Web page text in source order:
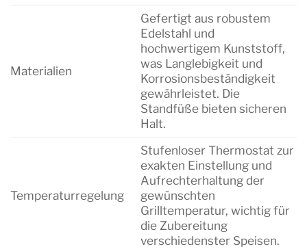
Materialien
Gefertigt aus robustem
Edelstahl und
hochwertigem Kunststoff,
was Langlebigkeit und
Korrosionsbeständigkeit
gewährleistet. Die
Standfüße bieten sicheren
Halt.
Temperaturregelung
Stufenloser Thermostat zur
exakten Einstellung und
Aufrechterhaltung der
gewünschten
Grilltemperatur, wichtig für
die Zubereitung
verschiedenster Speisen.